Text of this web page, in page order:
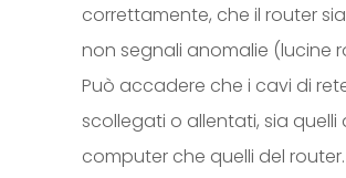
correttamente, che il router
non segnali anomalie (lucine
Può accadere che i cavi di
scollegati o allentati, sia quelli
computer che quelli del router.